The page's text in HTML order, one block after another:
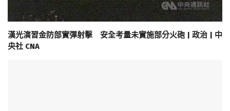
漢光演習金防部實彈射擊 安全考量未實施部分火砲 | 政治 | 中
央社 CNA